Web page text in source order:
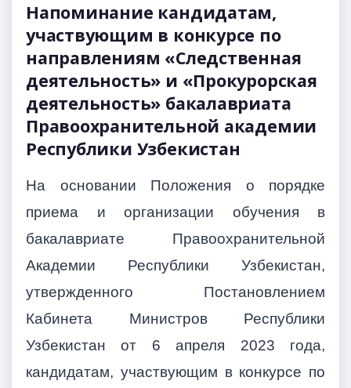
Напоминание кандидатам,
участвующим в конкурсе по
направлениям «Следственная
деятельность» и «Прокурорская
деятельность» бакалавриата
Правоохранительной академии
Республики Узбекистан
На основании Положения о порядке
приема и организации обучения в
бакалавриате Правоохранительной
Академии Республики Узбекистан,
утвержденного Постановлением
Кабинета Министров Республики
Узбекистан от 6 апреля 2023 года,
кандидатам, участвующим в конкурсе по